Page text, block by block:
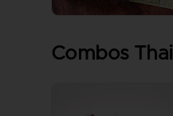
Combos Thai